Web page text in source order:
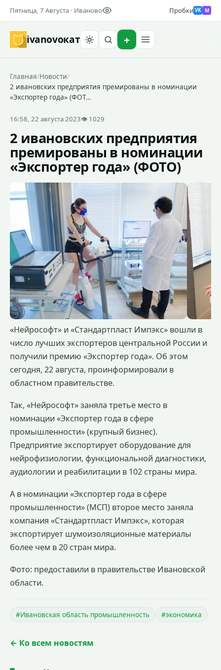
Пятница, 7 Августа · Иваново Пробки VK M
ivanovoкат
Главная/Новости/
2 ивановских предприятия премированы в номинации
«Экспортер года» (ФОТ…
16:58, 22 августа 2023👁 1029
2 ивановских предприятия
премированы в номинации
«Экспортер года» (ФОТО)
«Нейрософт» и «Стандартпласт Импэкс» вошли в
число лучших экспортеров центральной России и
получили премию «Экспортер года». Об этом
сегодня, 22 августа, проинформировали в
областном правительстве.
Так, «Нейрософт» заняла третье место в
номинации «Экспортер года в сфере
промышленности» (крупный бизнес).
Предприятие экспортирует оборудование для
нейрофизиологии, функциональной диагностики,
аудиологии и реабилитации в 102 страны мира.
А в номинации «Экспортер года в сфере
промышленности» (МСП) второе место заняла
компания «Стандартпласт Импэкс», которая
экспортирует шумоизоляционные материалы
более чем в 20 стран мира.
Фото: предоставили в правительстве Ивановской
области.
#Ивановская область промышленность #экономика
← Ко всем новостям